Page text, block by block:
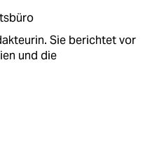
Sie berichtet vor
und die